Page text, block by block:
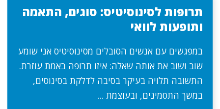
תרופות לסינוסיטיס: סוגים, התאמה
ותופעות לוואי
במפגשים עם אנשים הסובלים מסינוסיטיס אני שומע
שוב ושוב את אותה שאלה: איזו תרופה באמת עוזרת.
התשובה תלויה בעיקר בסיבה לדלקת בסינוסים,
במשך התסמינים, ובעוצמת ...